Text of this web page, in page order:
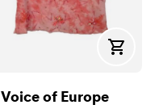
Kjøp
Voice of Europe